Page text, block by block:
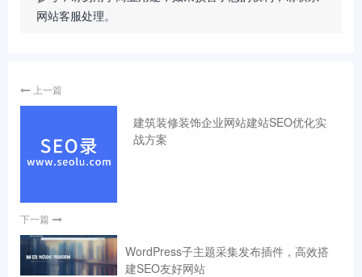
网站客服处理。
上一篇
建筑装修装饰企业网站建站SEO优化实
战方案
下一篇
WordPress子主题采集发布插件，高效搭
建SEO友好网站